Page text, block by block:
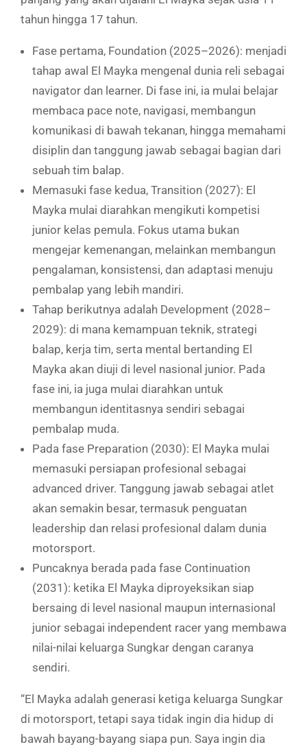
tahun hingga 17 tahun.
Fase pertama, Foundation (2025–2026): menjadi
tahap awal El Mayka mengenal dunia reli sebagai
navigator dan learner. Di fase ini, ia mulai belajar
membaca pace note, navigasi, membangun
komunikasi di bawah tekanan, hingga memahami
disiplin dan tanggung jawab sebagai bagian dari
sebuah tim balap.
Memasuki fase kedua, Transition (2027): El
Mayka mulai diarahkan mengikuti kompetisi
junior kelas pemula. Fokus utama bukan
mengejar kemenangan, melainkan membangun
pengalaman, konsistensi, dan adaptasi menuju
pembalap yang lebih mandiri.
Tahap berikutnya adalah Development (2028–
2029): di mana kemampuan teknik, strategi
balap, kerja tim, serta mental bertanding El
Mayka akan diuji di level nasional junior. Pada
fase ini, ia juga mulai diarahkan untuk
membangun identitasnya sendiri sebagai
pembalap muda.
Pada fase Preparation (2030): El Mayka mulai
memasuki persiapan profesional sebagai
advanced driver. Tanggung jawab sebagai atlet
akan semakin besar, termasuk penguatan
leadership dan relasi profesional dalam dunia
motorsport.
Puncaknya berada pada fase Continuation
(2031): ketika El Mayka diproyeksikan siap
bersaing di level nasional maupun internasional
junior sebagai independent racer yang membawa
nilai-nilai keluarga Sungkar dengan caranya
sendiri.
“El Mayka adalah generasi ketiga keluarga Sungkar
di motorsport, tetapi saya tidak ingin dia hidup di
bawah bayang-bayang siapa pun. Saya ingin dia